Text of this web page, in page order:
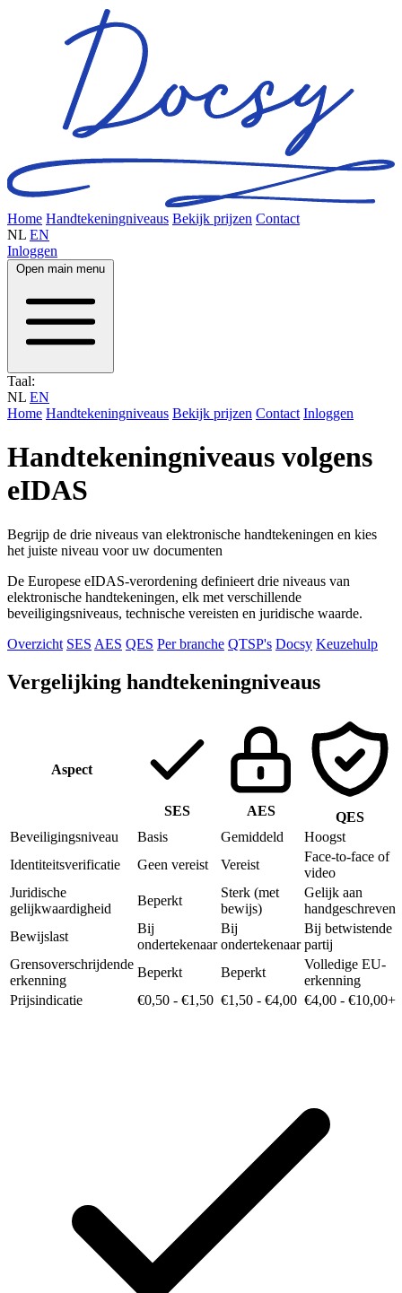
Home Handtekeningniveaus Bekijk prijzen Contact
NL EN
Inloggen
Open main menu
Taal:
NL EN
Home Handtekeningniveaus Bekijk prijzen Contact Inloggen
Handtekeningniveaus volgens
eIDAS
Begrijp de drie niveaus van elektronische handtekeningen en kies
het juiste niveau voor uw documenten
De Europese eIDAS-verordening definieert drie niveaus van
elektronische handtekeningen, elk met verschillende
beveiligingsniveaus, technische vereisten en juridische waarde.
Overzicht SES AES QES Per branche QTSP's Docsy Keuzehulp
Vergelijking handtekeningniveaus
Aspect
SES AES
QES
Beveiligingsniveau
Basis Gemiddeld
Hoogst
Identiteitsverificatie
Geen vereist Vereist
Face-to-face of
video
Juridische
gelijkwaardigheid
Beperkt
Sterk (met
bewijs)
Gelijk aan
handgeschreven
Bewijslast
Bij
ondertekenaar
Bij
ondertekenaar
Bij betwistende
partij
Grensoverschrijdende
erkenning
Beperkt Beperkt
Volledige EU-
erkenning
Prijsindicatie
€0,50 - €1,50 €1,50 - €4,00 €4,00 - €10,00+